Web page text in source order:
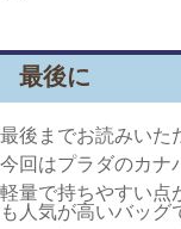
最後に
最後までお読みいた
今回はプラダのカナ
軽量で持ちやすい点
も人気が高いバッグ